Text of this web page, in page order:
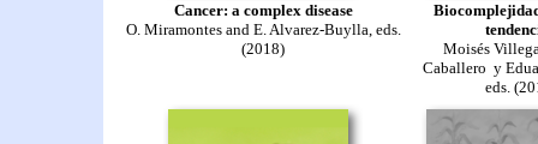
Cancer: a complex disease
O. Miramontes and E. Alvarez-Buylla, eds.
(2018)
Moisés
Caballero y
eds.